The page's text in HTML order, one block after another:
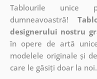
Tablourile unice
dumneavoastră!
designerului nostru
în opere de artă
modelele originale și
care le găsiți doar la noi.